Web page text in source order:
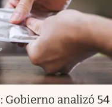
Gobierno analizó 54